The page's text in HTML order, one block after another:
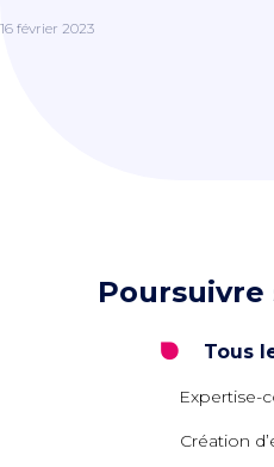
16 février 2023
Poursuivre
Tous
Expertise-
Création